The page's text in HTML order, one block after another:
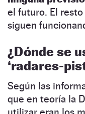
el futuro. El resto
siguen
¿Dónde se
‘radares-
Según las
que en teoría la